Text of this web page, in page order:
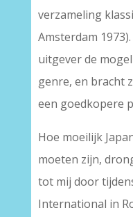
verzameling
Amsterdam
uitgever de
genre, en bracht
een goedkopere
Hoe moeilijk
moeten zijn,
tot mij door
International in